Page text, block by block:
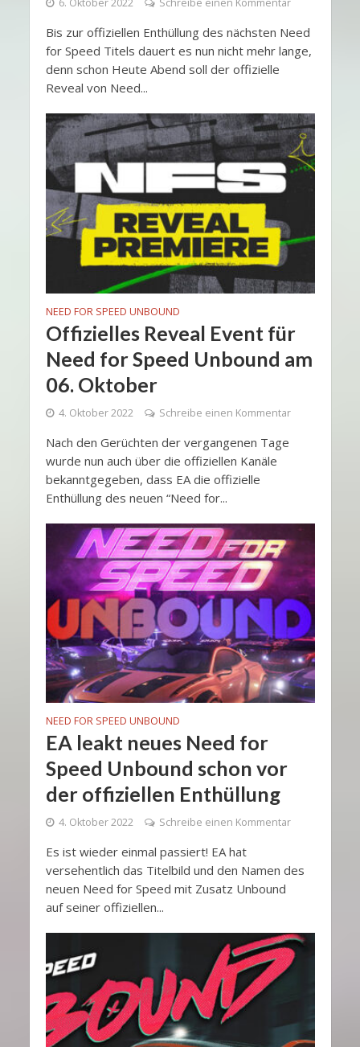
6. Oktober 2022 Schreibe einen Kommentar
Bis zur offiziellen Enthüllung des nächsten Need
for Speed Titels dauert es nun nicht mehr lange,
denn schon Heute Abend soll der offizielle
Reveal von Need...
NEED FOR SPEED UNBOUND
Offizielles Reveal Event für
Need for Speed Unbound am
06. Oktober
4. Oktober 2022 Schreibe einen Kommentar
Nach den Gerüchten der vergangenen Tage
wurde nun auch über die offiziellen Kanäle
bekanntgegeben, dass EA die offizielle
Enthüllung des neuen “Need for...
NEED FOR SPEED UNBOUND
EA leakt neues Need for
Speed Unbound schon vor
der offiziellen Enthüllung
4. Oktober 2022 Schreibe einen Kommentar
Es ist wieder einmal passiert! EA hat
versehentlich das Titelbild und den Namen des
neuen Need for Speed mit Zusatz ​​Unbound
auf seiner offiziellen...